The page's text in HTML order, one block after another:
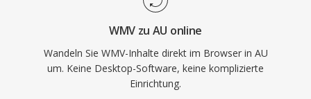
WMV zu AU online
Wandeln Sie WMV-Inhalte direkt im Browser in AU
um. Keine Desktop-Software, keine komplizierte
Einrichtung.